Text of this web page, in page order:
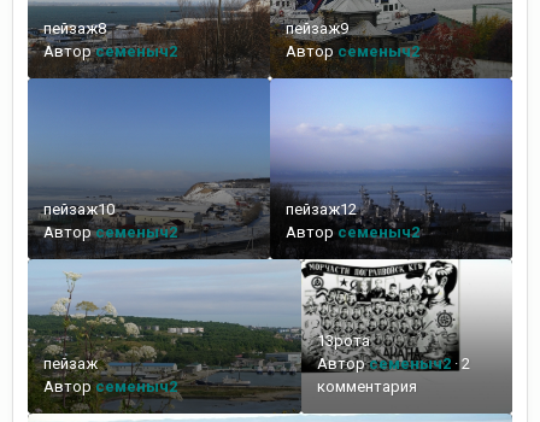
пейзаж8
Авторсеменыч2
пейзаж9
Автор семеныч2
пейзаж10
Авторсеменыч2
пейзаж12
Автор семеныч2
пейзаж
Авторсеменыч2
13рота
Авторсеменыч2· 2
комментария